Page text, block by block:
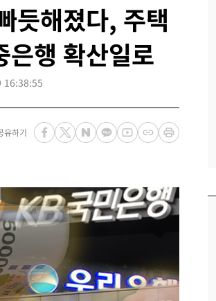
듯해졌다, 주택
은행 확산일로
16:38:55
유하기